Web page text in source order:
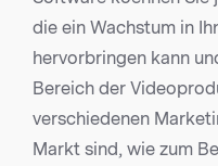
die ein Wachstum in
hervorbringen kann
Bereich der
verschiedenen
Markt sind, wie zum